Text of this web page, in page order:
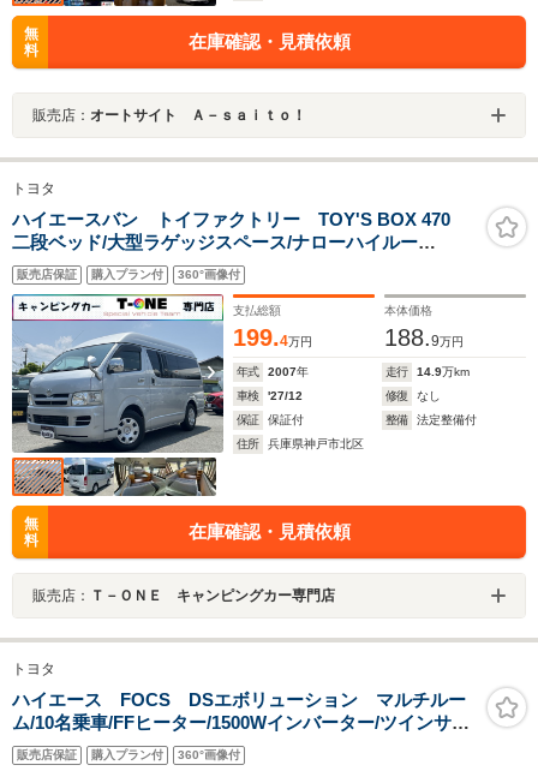
無
料
在庫確認・見積依頼
販売店： オートサイト Ａ－ｓａｉｔｏ！
トヨタ
ハイエースバン トイファクトリー TOY'S BOX 470
二段ベッド/大型ラゲッジスペース/ナローハイルー
フ/350Wインバーター/サブバッテリー/シンク/アウターシ
ャワー/走行充電器/KENWOOD製メモリーナビ/リアヒー
ター/リアクーラー/
販売店保証 購入プラン付 360°画像付
支払総額
199.4万円
本体価格
188.9万円
年式 2007年 走行 14.9万km
車検
'27/12 修復
なし
保証
保証付 整備
法定整備付
住所
兵庫県神戸市北区
無
料
在庫確認・見積依頼
販売店： Ｔ－ＯＮＥ キャンピングカー専門店
トヨタ
ハイエース FOCS DSエボリューション マルチルー
ム/10名乗車/FFヒーター/1500Wインバーター/ツインサブ
バッテリー/走行充電器/外部充電器/外部電源/シンク/冷蔵
販売店保証 購入プラン付 360°画像付